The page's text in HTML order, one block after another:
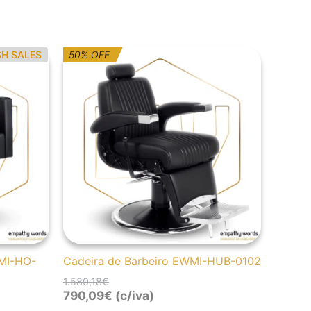
SALES
HO-
50% OFF
Cadeira de Barbeiro EWMI-HUB-0102
1.580,18€
O
preço
original
era:
1.580,18€.
O
preço
atual
é:
790,09€.
790,09€ (c/iva)